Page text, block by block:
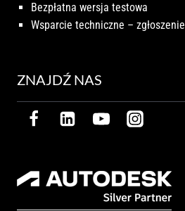
Bezpłatna wersja testowa
Wsparcie techniczne – zgłoszenie
ZNAJDŹ NAS